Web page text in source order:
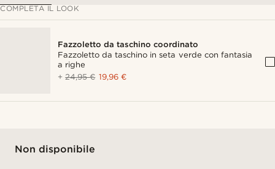
COMPLETA IL LOOK
Fazzoletto da taschino coordinato
Fazzoletto da taschino in seta verde con fantasia
a righe
+24,95 € 19,96 €
Non disponibile